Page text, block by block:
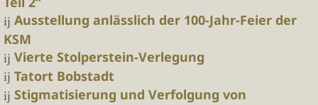
Ausstellung anlässlich der 100-Jahr-Feier der
KSM
Vierte Stolperstein-Verlegung
Tatort Bobstadt
Stigmatisierung und Verfolgung von